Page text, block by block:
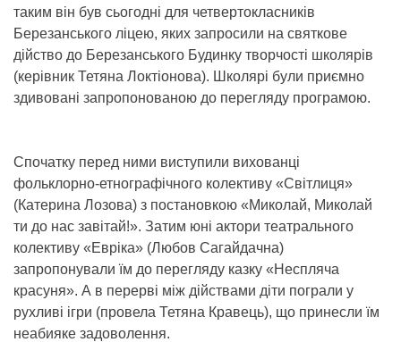
таким він був сьогодні для четвертокласників
Березанського ліцею, яких запросили на святкове
дійство до Березанського Будинку творчості школярів
(керівник Тетяна Локтіонова). Школярі були приємно
здивовані запропонованою до перегляду програмою.
Спочатку перед ними виступили вихованці
фольклорно-етнографічного колективу «Світлиця»
(Катерина Лозова) з постановкою «Миколай, Миколай
ти до нас завітай!». Затим юні актори театрального
колективу «Евріка» (Любов Сагайдачна)
запропонували їм до перегляду казку «Неспляча
красуня». А в перерві між дійствами діти пограли у
рухливі ігри (провела Тетяна Кравець), що принесли їм
неабияке задоволення.